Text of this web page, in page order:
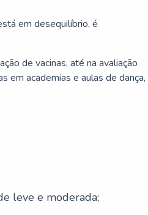
em desequilíbrio, é
de vacinas, até na avaliação
em academias e aulas de dança,
leve e moderada;